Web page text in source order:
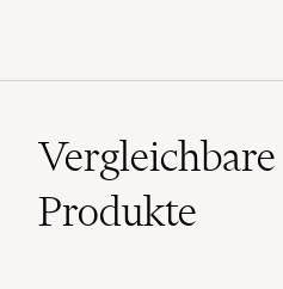
Vergleichbare
Produkte